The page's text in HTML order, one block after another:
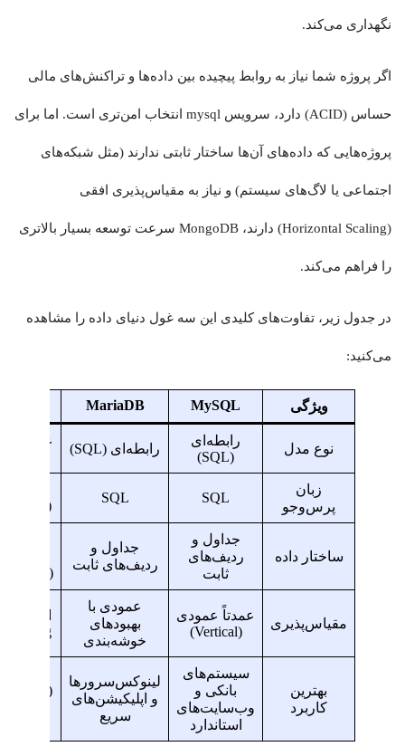
نگهداری می‌کند.
اگر پروژه شما نیاز به روابط پیچیده بین داده‌ها و تراکنش‌های مالی
حساس (ACID) دارد، سرویس mysql انتخاب امن‌تری است. اما برای
پروژه‌هایی که داده‌های آن‌ها ساختار ثابتی ندارند (مثل شبکه‌های
اجتماعی یا لاگ‌های سیستم) و نیاز به مقیاس‌پذیری افقی
(Horizontal Scaling) دارند، MongoDB سرعت توسعه بسیار بالاتری
را فراهم می‌کند.
در جدول زیر، تفاوت‌های کلیدی این سه غول دنیای داده را مشاهده
می‌کنید:
ویژگی MySQL
MariaDB
نوع مدل
رابطه‌ای
(SQL)
رابطه‌ای (SQL)
زبان
پرس‌وجو
SQL
SQL
like)
ساختار داده
جداول و
ردیف‌های
ثابت
جداول و
ردیف‌های ثابت
(Documents)
مقیاس‌پذیری
عمدتاً عمودی
(Vertical)
عمودی با
بهبودهای
خوشه‌بندی
بهترین
کاربرد
سیستم‌های
بانکی و
وب‌سایت‌های
استاندارد
لینوکس‌سرورها
و اپلیکیشن‌های
سریع